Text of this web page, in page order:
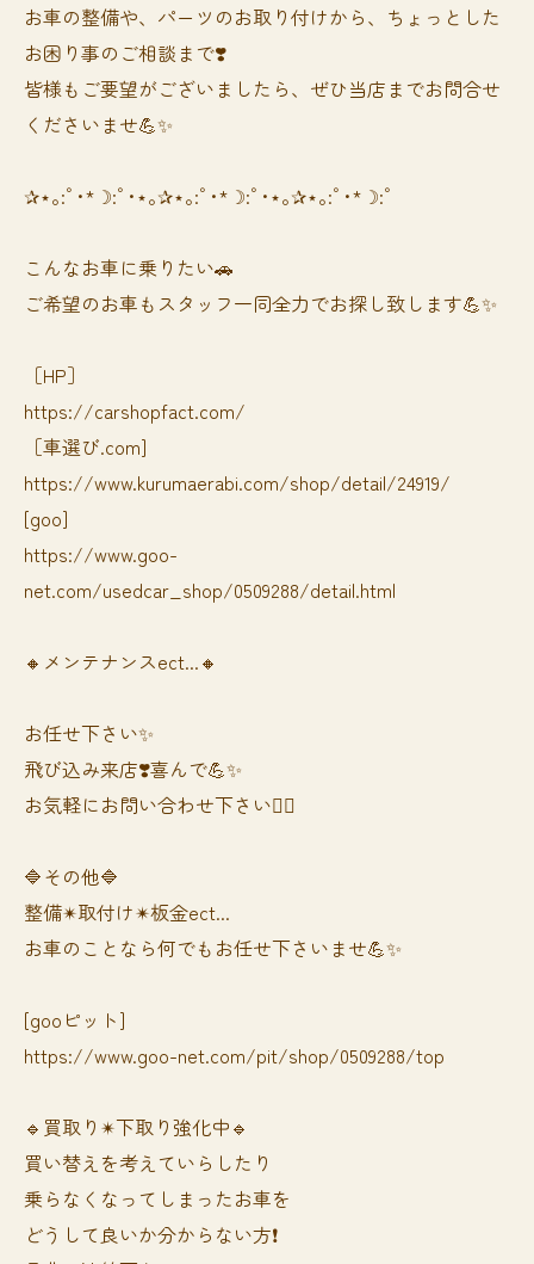
お車の整備や、パーツのお取り付けから、ちょっとした
お困り事のご相談まで❣️
皆様もご要望がございましたら、ぜひ当店までお問合せ
くださいませ💪✨
✰⋆｡:ﾟ･*☽:ﾟ･⋆｡✰⋆｡:ﾟ･*☽:ﾟ･⋆｡✰⋆｡:ﾟ･*☽:ﾟ
⁡⁡⁡こんなお車に乗りたい🚗
ご希望のお車もスタッフ一同全力でお探し致します💪✨
［HP］
https://carshopfact.com/
［車選び.com]
https://www.kurumaerabi.com/shop/detail/24919/
[goo]
https://www.goo-
net.com/usedcar_shop/0509288/detail.html
🔸メンテナンスect...🔸
お任せ下さい✨
飛び込み来店❣️喜んで💪✨
お気軽にお問い合わせ下さい🙆‍♀️
🔷その他🔷
整備✴︎取付け✴︎板金ect...
お車のことなら何でもお任せ下さいませ💪✨
[gooピット]
https://www.goo-net.com/pit/shop/0509288/top
🔹買取り✴︎下取り強化中🔹
買い替えを考えていらしたり
乗らなくなってしまったお車を
どうして良いか分からない方❗️